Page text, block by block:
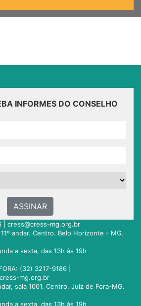
INFORMES DO CONSELHO
ASSINAR
| cress@cress-mg.org.br
andar. Centro. Belo Horizonte - MG.
a sexta, das 13h às 19h
(32) 3217-9186 |
mg.org.br
sala 1001. Centro. Juiz de Fora-MG.
a sexta, das 13h às 19h